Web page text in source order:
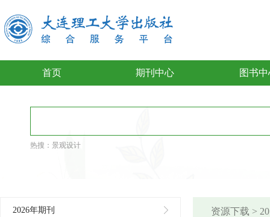
首页 期刊中心 图书中
热搜： 景观设计
2026年期刊 资源下载 >